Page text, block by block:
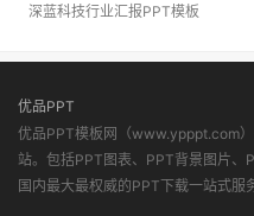
深蓝科技行业汇报PPT模板
优品PPT
优品PPT模板网（www.ypppt.com
站。包括PPT图表、PPT背景图片
国内最大最权威的PPT下载一站式服